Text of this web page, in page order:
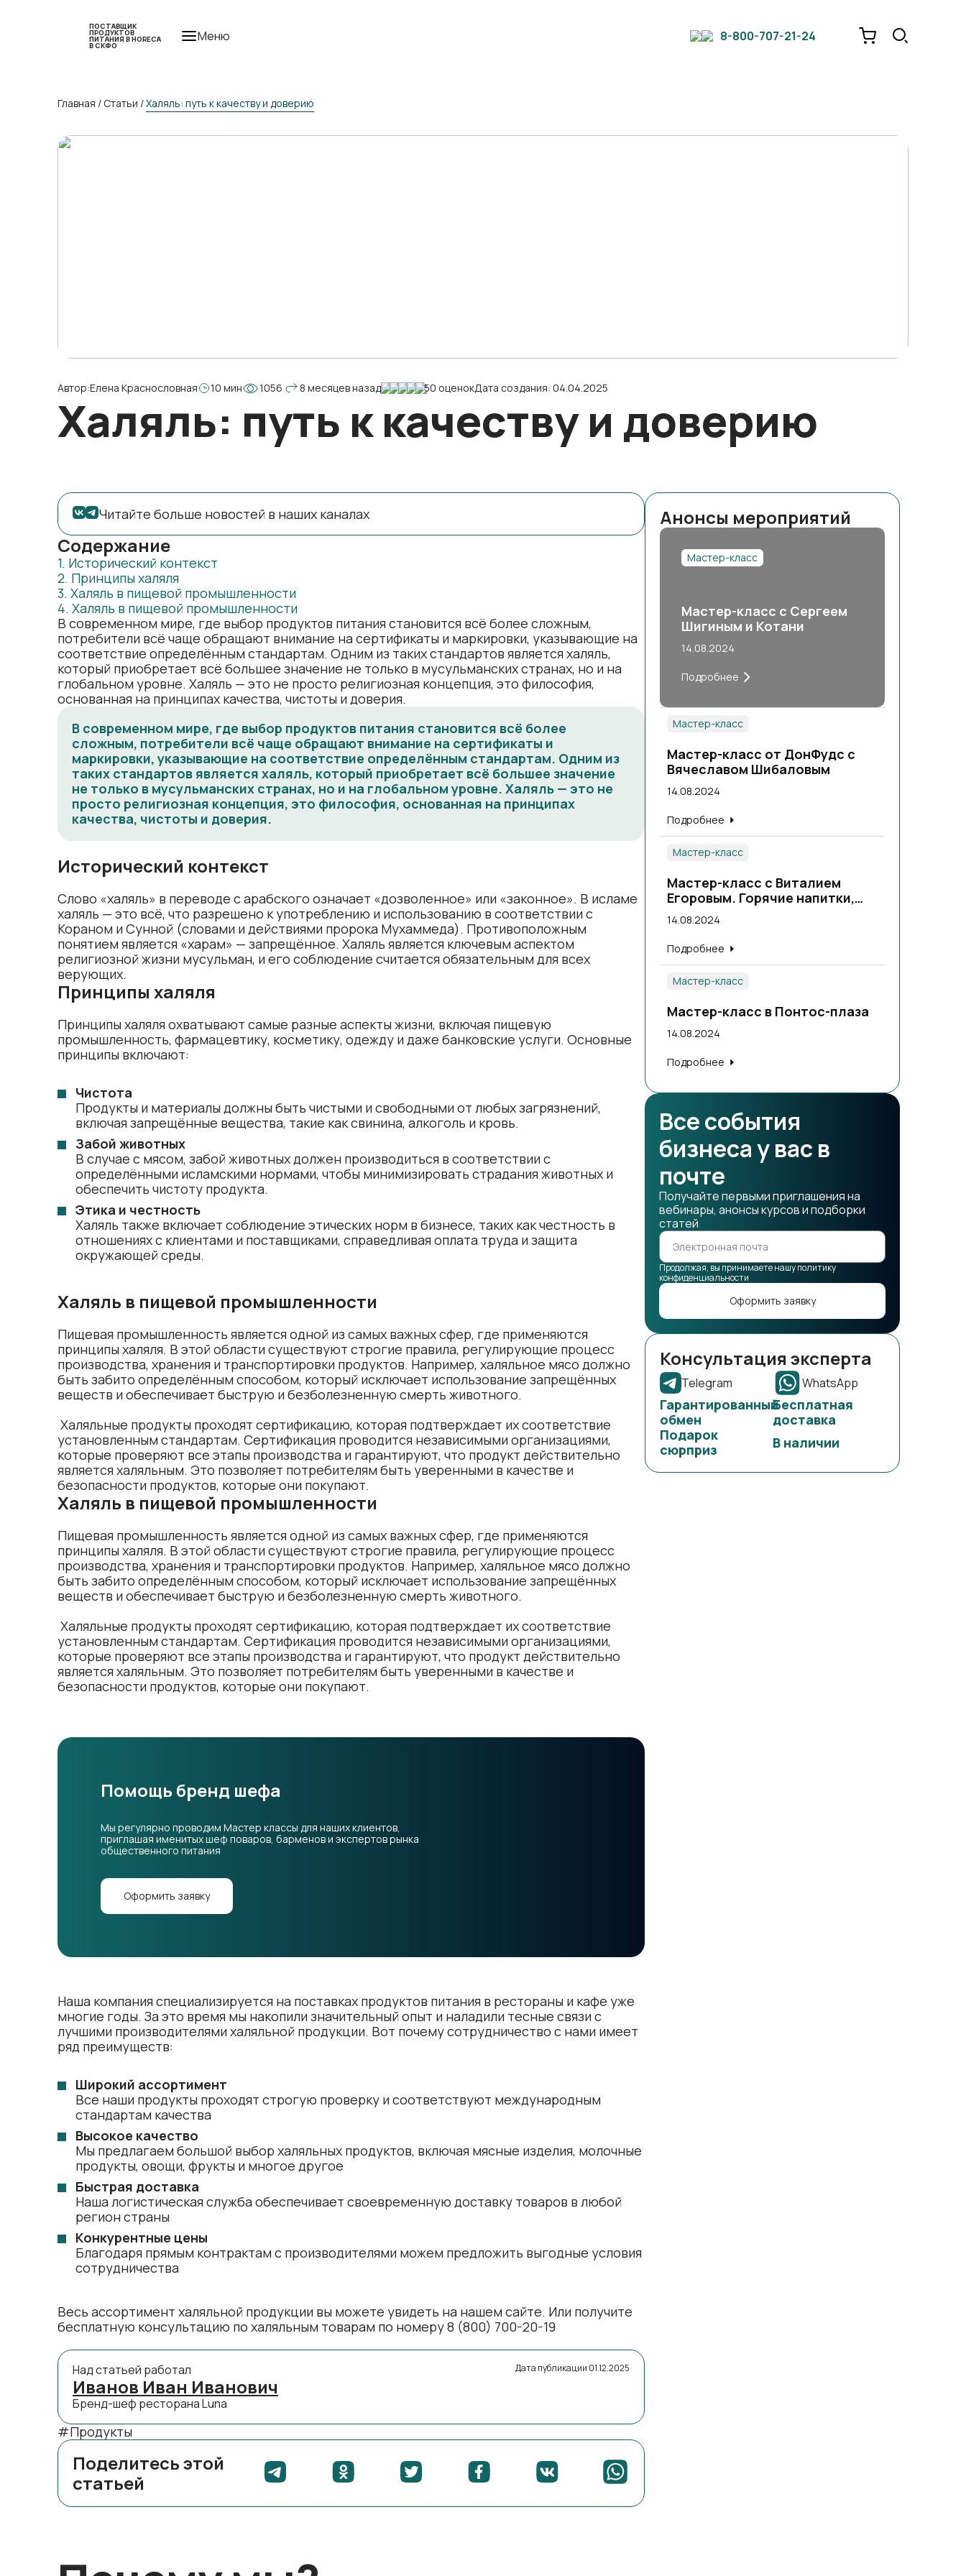
ПОСТАВЩИК
ПРОДУКТОВ
ПИТАНИЯ В HORECA
В СКФО
Меню 8-800-707-21-24
Главная / Статьи /Халяль: путь к качеству и доверию
Автор:Елена Краснословная 10 мин 1056 8 месяцев назад 50 оценокДата создания: 04.04.2025
Халяль: путь к качеству и доверию
Читайте больше новостей в наших каналах
Содержание
1. Исторический контекст
2. Принципы халяля
3. Халяль в пищевой промышленности
4. Халяль в пищевой промышленности
В современном мире, где выбор продуктов питания становится всё более сложным,
потребители всё чаще обращают внимание на сертификаты и маркировки, указывающие на
соответствие определённым стандартам. Одним из таких стандартов является халяль,
который приобретает всё большее значение не только в мусульманских странах, но и на
глобальном уровне. Халяль — это не просто религиозная концепция, это философия,
основанная на принципах качества, чистоты и доверия.
В современном мире, где выбор продуктов питания становится всё более
сложным, потребители всё чаще обращают внимание на сертификаты и
маркировки, указывающие на соответствие определённым стандартам. Одним из
таких стандартов является халяль, который приобретает всё большее значение
не только в мусульманских странах, но и на глобальном уровне. Халяль — это не
просто религиозная концепция, это философия, основанная на принципах
качества, чистоты и доверия.
Исторический контекст
Слово «халяль» в переводе с арабского означает «дозволенное» или «законное». В исламе
халяль — это всё, что разрешено к употреблению и использованию в соответствии с
Кораном и Сунной (словами и действиями пророка Мухаммеда). Противоположным
понятием является «харам» — запрещённое. Халяль является ключевым аспектом
религиозной жизни мусульман, и его соблюдение считается обязательным для всех
верующих.
Принципы халяля
Принципы халяля охватывают самые разные аспекты жизни, включая пищевую
промышленность, фармацевтику, косметику, одежду и даже банковские услуги. Основные
принципы включают:
Чистота
Продукты и материалы должны быть чистыми и свободными от любых загрязнений,
включая запрещённые вещества, такие как свинина, алкоголь и кровь.
Забой животных
В случае с мясом, забой животных должен производиться в соответствии с
определёнными исламскими нормами, чтобы минимизировать страдания животных и
обеспечить чистоту продукта.
Этика и честность
Халяль также включает соблюдение этических норм в бизнесе, таких как честность в
отношениях с клиентами и поставщиками, справедливая оплата труда и защита
окружающей среды.
Халяль в пищевой промышленности
Пищевая промышленность является одной из самых важных сфер, где применяются
принципы халяля. В этой области существуют строгие правила, регулирующие процесс
производства, хранения и транспортировки продуктов. Например, халяльное мясо должно
быть забито определённым способом, который исключает использование запрещённых
веществ и обеспечивает быструю и безболезненную смерть животного.
установленным стандартам. Сертификация проводится независимыми организациями,
которые проверяют все этапы производства и гарантируют, что продукт действительно
является халяльным. Это позволяет потребителям быть уверенными в качестве и
безопасности продуктов, которые они покупают.
Халяль в пищевой промышленности
Пищевая промышленность является одной из самых важных сфер, где применяются
принципы халяля. В этой области существуют строгие правила, регулирующие процесс
производства, хранения и транспортировки продуктов. Например, халяльное мясо должно
быть забито определённым способом, который исключает использование запрещённых
веществ и обеспечивает быструю и безболезненную смерть животного.
установленным стандартам. Сертификация проводится независимыми организациями,
которые проверяют все этапы производства и гарантируют, что продукт действительно
является халяльным. Это позволяет потребителям быть уверенными в качестве и
безопасности продуктов, которые они покупают.
Помощь бренд шефа
Мы регулярно проводим Мастер классы для наших клиентов,
приглашая именитых шеф поваров, барменов и экспертов рынка
общественного питания
Оформить заявку
Наша компания специализируется на поставках продуктов питания в рестораны и кафе уже
многие годы. За это время мы накопили значительный опыт и наладили тесные связи с
лучшими производителями халяльной продукции. Вот почему сотрудничество с нами имеет
ряд преимуществ:
Широкий ассортимент
Все наши продукты проходят строгую проверку и соответствуют международным
стандартам качества
Высокое качество
Мы предлагаем большой выбор халяльных продуктов, включая мясные изделия, молочные
продукты, овощи, фрукты и многое другое
Быстрая доставка
Наша логистическая служба обеспечивает своевременную доставку товаров в любой
регион страны
Конкурентные цены
Благодаря прямым контрактам с производителями можем предложить выгодные условия
сотрудничества
Весь ассортимент халяльной продукции вы можете увидеть на нашем сайте. Или получите
бесплатную консультацию по халяльным товарам по номеру 8 (800) 700-20-19
Над статьей работал
Иванов Иван Иванович
Бренд-шеф ресторана Luna
Дата публикации 01.12.2025
#Продукты
Поделитесь этой
статьей
Анонсы мероприятий
Мастер-класс
Мастер-класс с Сергеем
Шигиным и Котани
14.08.2024
Подробнее
Мастер-класс
Мастер-класс от ДонФудс с
Вячеславом Шибаловым
14.08.2024
Подробнее
Мастер-класс
Мастер-класс с Виталием
Егоровым. Горячие напитки,
теплые коктейли.
14.08.2024
Подробнее
Мастер-класс
Мастер-класс в Понтос-плаза
14.08.2024
Подробнее
Все события
бизнеса у вас в
почте
Получайте первыми приглашения на
вебинары, анонсы курсов и подборки
статей
Продолжая, вы принимаете нашу политику
конфиденциальности
Оформить заявку
Консультация эксперта
Telegram WhatsApp
Гарантированный
обмен
Бесплатная
доставка
Подарок
сюрприз
В наличии